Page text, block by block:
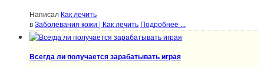
Написал Как лечить
вЗаболевания кожи | Как лечить Подробнее ...
Всегда ли получается зарабатывать играя